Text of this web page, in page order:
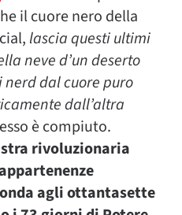
il cuore nero della
lascia questiultimi
neve d’un deserto
nerd dal cuore puro
dall’altra
è compiuto.
rivoluzionaria
agli ottantasette